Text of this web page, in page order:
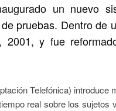
un nuevo
pruebas. Dentro de
y fue
Telefónica) introduce
real sobre los sujetos